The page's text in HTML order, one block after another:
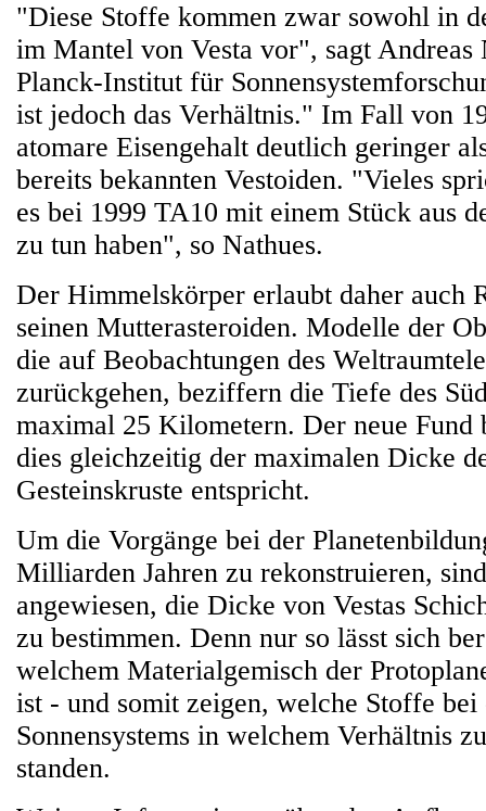
"Diese Stoffe kommen zwar sowohl in
im Mantel von Vesta vor", sagt Andreas
Planck-Institut für
ist jedoch das Verhältnis." Im Fall von
atomare Eisengehalt deutlich geringer
bereits bekannten Vestoiden. "Vieles
es bei 1999 TA10 mit einem Stück aus
zu tun haben", so Nathues.
Der Himmelskörper erlaubt daher auch
seinen Mutterasteroiden. Modelle der
die auf Beobachtungen des
zurückgehen, beziffern die Tiefe des
maximal 25 Kilometern. Der neue Fund
dies gleichzeitig der maximalen Dicke
Gesteinskruste entspricht.
Um die Vorgänge bei der
Milliarden Jahren zu rekonstruieren,
angewiesen, die Dicke von Vestas
zu bestimmen. Denn nur so lässt sich
welchem Materialgemisch der
ist - und somit zeigen, welche Stoffe bei
Sonnensystems in welchem Verhältnis
standen.